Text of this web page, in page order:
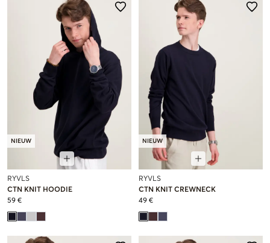
NIEUW
RYVLS
CTN KNIT HOODIE
59 €
NIEUW
RYVLS
CTN KNIT CREWNECK
49 €